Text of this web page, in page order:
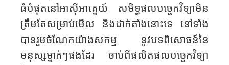
ធំបំផុត​នៅអាស៊ីអាគ្នេយ៍ សមិទ្ធផល​បច្ចេកវិទ្យាមិន
ត្រឹមតែ​សម្រាប់​មើល និងដាក់តាំងនោះទេ នៅទាំង​
បានរួមចំណែក​យ៉ាងសកម្ម នូវបទ​ពិសោធន៍​នៃ​
មនុស្សម្នាក់ៗផងដែរ ចាប់ពី​ផលិតផលបច្ចេកវិទ្យា